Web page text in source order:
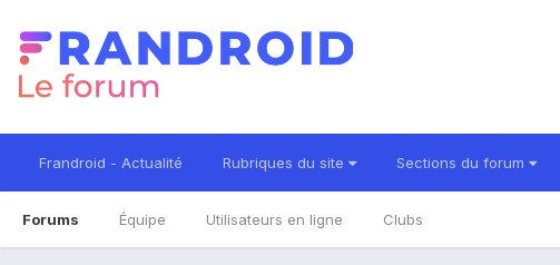
Frandroid - Actualité Rubriques du site Sections du forum
Forums Équipe Utilisateurs en ligne Clubs